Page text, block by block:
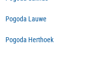
Pogoda Lauwe
Pogoda Herthoek